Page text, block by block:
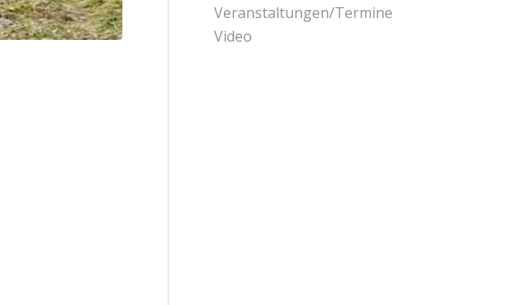
Veranstaltungen/Termine
Video